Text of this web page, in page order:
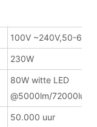
100V ~240V,50-
230W
80W witte LED
@5000lm/
50.000 uur